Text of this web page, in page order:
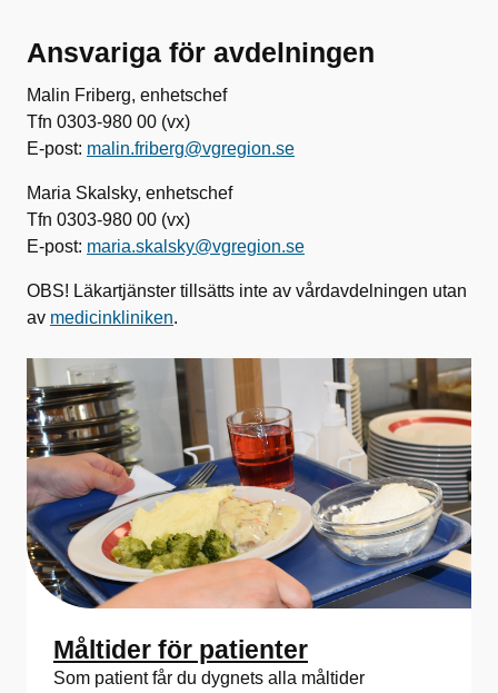
Ansvariga för avdelningen
Malin Friberg, enhetschef
Tfn 0303-980 00 (vx)
E-post: malin.friberg@vgregion.se
Maria Skalsky, enhetschef
Tfn 0303-980 00 (vx)
E-post: maria.skalsky@vgregion.se
OBS! Läkartjänster tillsätts inte av vårdavdelningen utan
av medicinkliniken.
Måltider för patienter
Som patient får du dygnets alla måltider